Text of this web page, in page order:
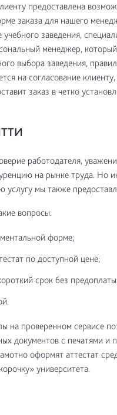
предоставлена
заказа для нашего
заведения,
менеджер,
выбора заведения,
на согласование
заказ в четко
работодателя,
на рынке труда. Но
услугу мы также
вопросы:
форме;
по доступной цене;
срок без
на проверенном сервисе
документов с печатями и
оформят аттестат
университета.